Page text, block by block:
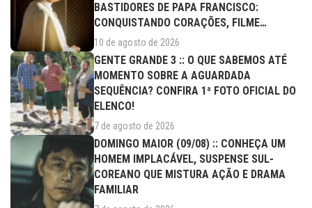
BASTIDORES DE PAPA FRANCISCO:
CONQUISTANDO CORAÇÕES, FILME
DESTA...
10 de agosto de 2026
GENTE GRANDE 3 :: O QUE SABEMOS ATÉ
MOMENTO SOBRE A AGUARDADA
SEQUÊNCIA? CONFIRA 1ª FOTO OFICIAL DO
ELENCO!
7 de agosto de 2026
DOMINGO MAIOR (09/08) :: CONHEÇA UM
HOMEM IMPLACÁVEL, SUSPENSE SUL-
COREANO QUE MISTURA AÇÃO E DRAMA
FAMILIAR